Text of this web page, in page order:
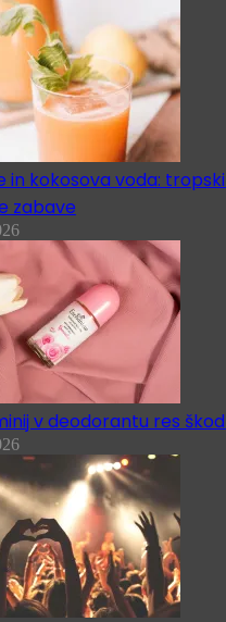
in kokosova voda:
zabave
v deodorantu res